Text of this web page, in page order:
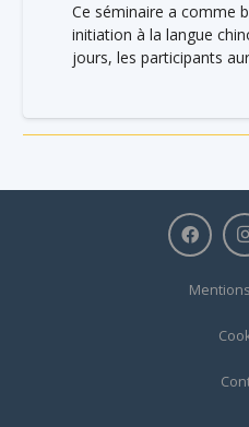
Ce séminaire a comme
initiation à la langue
jours, les participants